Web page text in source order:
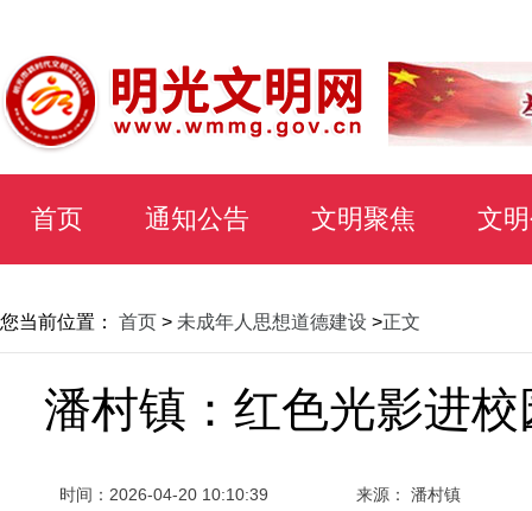
首页 通知公告 文明聚焦 文
您当前位置： 首页 > 未成年人思想道德建设 >正文
潘村镇：红色光影进
时间： 2026-04-20 10:10:39 来源： 潘村镇